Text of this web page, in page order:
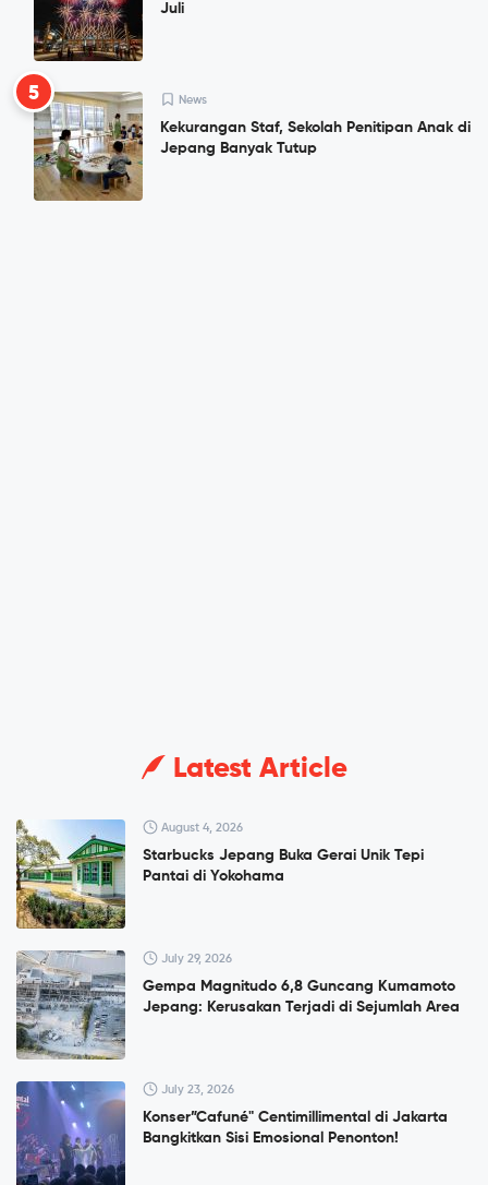
Juli
5 News
Kekurangan Staf, Sekolah Penitipan Anak di
Jepang Banyak Tutup
Latest Article
August 4, 2026
Starbucks Jepang Buka Gerai Unik Tepi
Pantai di Yokohama
July 29, 2026
Gempa Magnitudo 6,8 Guncang Kumamoto
Jepang: Kerusakan Terjadi di Sejumlah Area
July 23, 2026
Konser”Cafuné" Centimillimental di Jakarta
Bangkitkan Sisi Emosional Penonton!